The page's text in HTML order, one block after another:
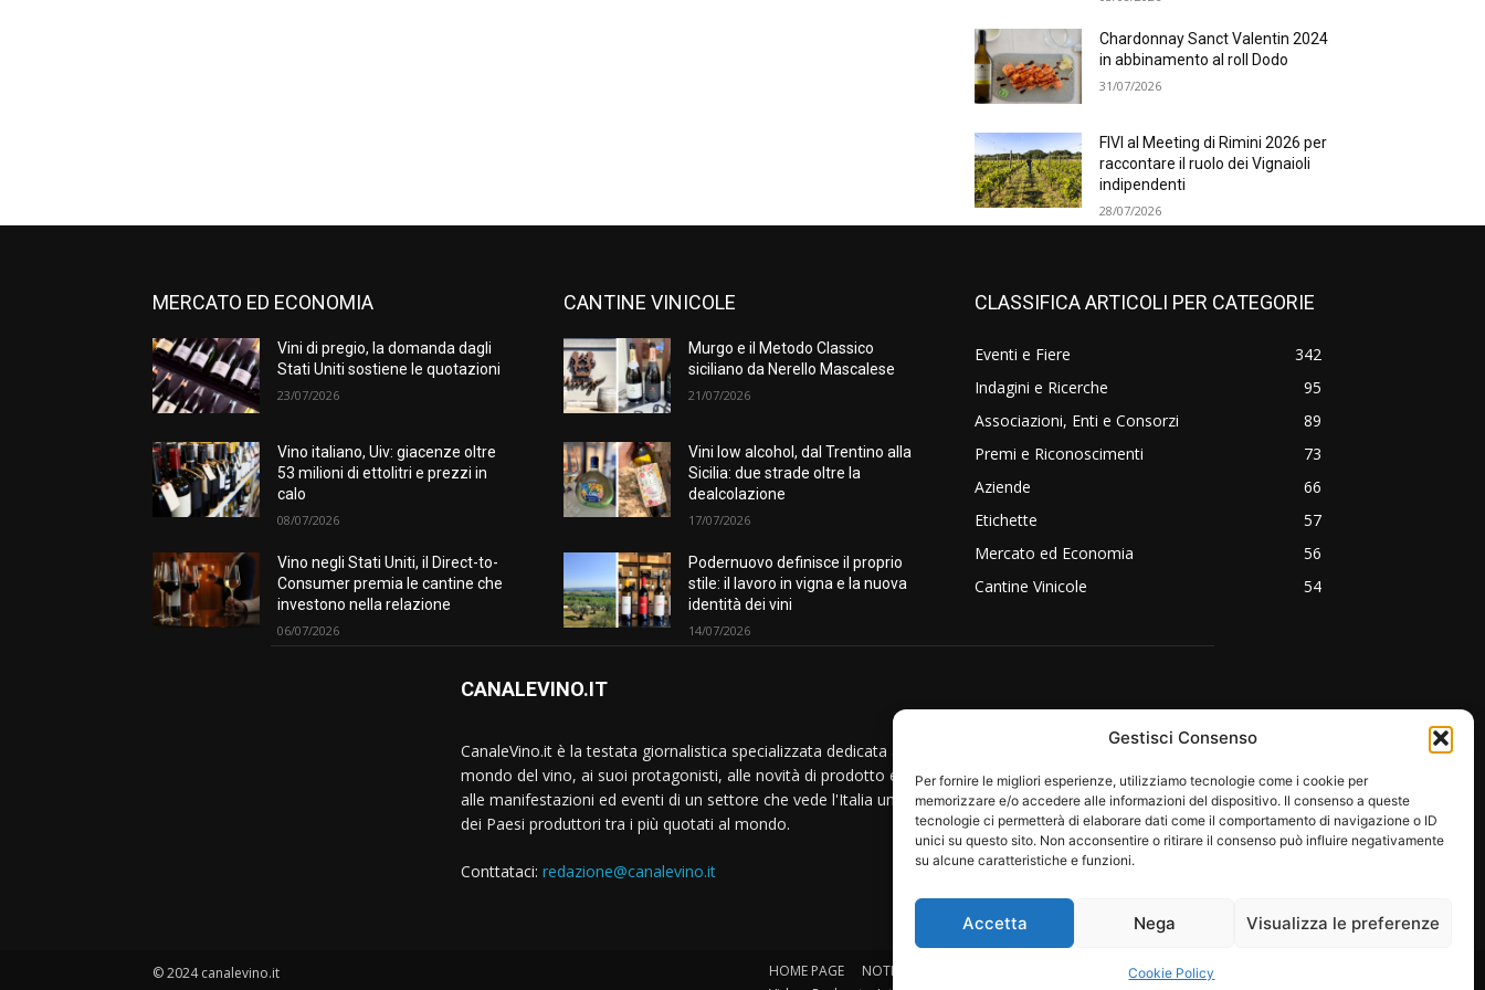
Gestisci Consenso
Per fornire le migliori esperienze, utilizziamo tecnologie come i cookie per
memorizzare e/o accedere alle informazioni del dispositivo. Il consenso a queste
tecnologie ci permetterà di elaborare dati come il comportamento di navigazione o ID
unici su questo sito. Non acconsentire o ritirare il consenso può influire negativamente
su alcune caratteristiche e funzioni.
Accetta Nega Visualizza le preferenze
Cookie Policy
Chardonnay Sanct Valentin 2024
in abbinamento al roll Dodo
31/07/2026
FIVI al Meeting di Rimini 2026 per
raccontare il ruolo dei Vignaioli
indipendenti
28/07/2026
MERCATO ED ECONOMIA
Vini di pregio, la domanda dagli
Stati Uniti sostiene le quotazioni
23/07/2026
Vino italiano, Uiv: giacenze oltre
53 milioni di ettolitri e prezzi in
calo
08/07/2026
Vino negli Stati Uniti, il Direct-to-
Consumer premia le cantine che
investono nella relazione
06/07/2026
CANTINE VINICOLE
Murgo e il Metodo Classico
siciliano da Nerello Mascalese
21/07/2026
Vini low alcohol, dal Trentino alla
Sicilia: due strade oltre la
dealcolazione
17/07/2026
Podernuovo definisce il proprio
stile: il lavoro in vigna e la nuova
identità dei vini
14/07/2026
CLASSIFICA ARTICOLI PER CATEGORIE
Eventi e Fiere
342
Indagini e Ricerche
95
Associazioni, Enti e Consorzi
89
Premi e Riconoscimenti
73
Aziende
66
Etichette
57
Mercato ed Economia
56
Cantine Vinicole
54
CANALEVINO.IT
CanaleVino.it è la testata giornalistica specializzata dedicata al
mondo del vino, ai suoi protagonisti, alle novità di prodotto e
alle manifestazioni ed eventi di un settore che vede l'Italia uno
dei Paesi produttori tra i più quotati al mondo.
Conttataci: redazione@canalevino.it
© 2024 canalevino.it HOME PAGE NOTIZIE
EMOZIONI